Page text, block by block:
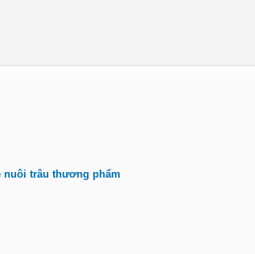
nuôi trâu thương phẩm